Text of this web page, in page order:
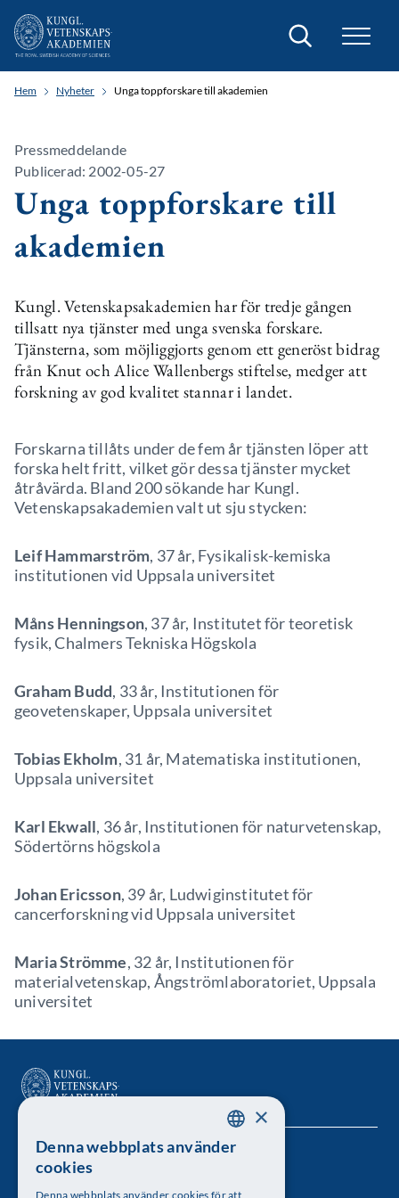
Sök
Hem Nyheter Unga toppforskare till akademien
Pressmeddelande
Publicerad: 2002-05-27
Unga toppforskare till
akademien
Kungl. Vetenskapsakademien har för tredje gången
tillsatt nya tjänster med unga svenska forskare.
Tjänsterna, som möjliggjorts genom ett generöst bidrag
från Knut och Alice Wallenbergs stiftelse, medger att
forskning av god kvalitet stannar i landet.
Forskarna tillåts under de fem år tjänsten löper att
forska helt fritt, vilket gör dessa tjänster mycket
åtråvärda. Bland 200 sökande har Kungl.
Vetenskapsakademien valt ut sju stycken:
Leif Hammarström, 37 år, Fysikalisk-kemiska
institutionen vid Uppsala universitet
Måns Henningson, 37 år, Institutet för teoretisk
fysik, Chalmers Tekniska Högskola
Graham Budd, 33 år, Institutionen för
geovetenskaper, Uppsala universitet
Tobias Ekholm, 31 år, Matematiska institutionen,
Uppsala universitet
Karl Ekwall, 36 år, Institutionen för naturvetenskap,
Södertörns högskola
Johan Ericsson, 39 år, Ludwiginstitutet för
cancerforskning vid Uppsala universitet
Maria Strömme, 32 år, Institutionen för
materialvetenskap, Ångströmlaboratoriet, Uppsala
universitet
Kungl. Vetenskapsakademien SWEDISH
×
Denna webbplats använder
cookies
Denna webbplats använder cookies för att